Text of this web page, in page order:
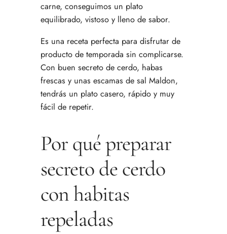
carne, conseguimos un plato
equilibrado, vistoso y lleno de sabor.
Es una receta perfecta para disfrutar de
producto de temporada sin complicarse.
Con buen secreto de cerdo, habas
frescas y unas escamas de sal Maldon,
tendrás un plato casero, rápido y muy
fácil de repetir.
Por qué preparar
secreto de cerdo
con habitas
repeladas